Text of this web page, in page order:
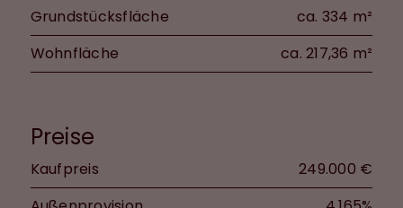
Grundstücksfläche
ca. 334 m²
Wohnfläche
ca. 217,36 m²
Preise
Kaufpreis
249.000 €